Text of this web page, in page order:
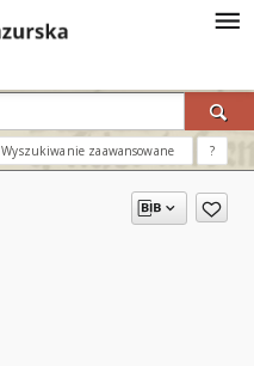
Wyszukiwanie zaawansowane ?